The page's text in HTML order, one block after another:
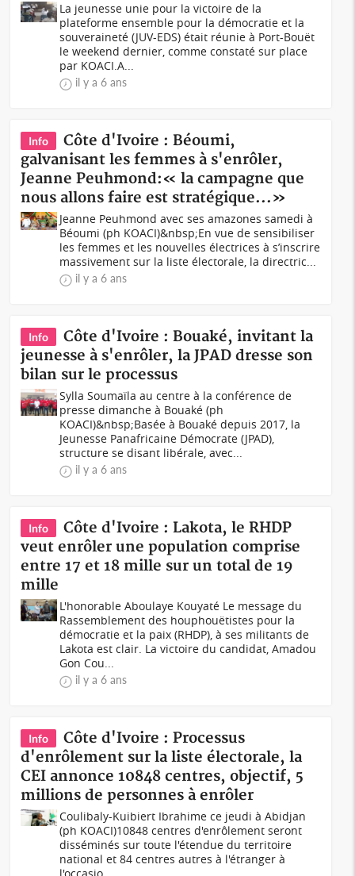
La jeunesse unie pour la victoire de la
plateforme ensemble pour la démocratie et la
souveraineté (JUV-EDS) était réunie à Port-Bouët
le weekend dernier, comme constaté sur place
par KOACI.A...
il y a 6 ans
Info
Côte d'Ivoire : Béoumi,
galvanisant les femmes à s'enrôler,
Jeanne Peuhmond:« la campagne que
nous allons faire est stratégique...»
Jeanne Peuhmond avec ses amazones samedi à
Béoumi (ph KOACI)&nbsp;En vue de sensibiliser
les femmes et les nouvelles électrices à s’inscrire
massivement sur la liste électorale, la directric...
il y a 6 ans
Info
Côte d'Ivoire : Bouaké, invitant la
jeunesse à s'enrôler, la JPAD dresse son
bilan sur le processus
Sylla Soumaïla au centre à la conférence de
presse dimanche à Bouaké (ph
KOACI)&nbsp;Basée à Bouaké depuis 2017, la
Jeunesse Panafricaine Démocrate (JPAD),
structure se disant libérale, avec...
il y a 6 ans
Info
Côte d'Ivoire : Lakota, le RHDP
veut enrôler une population comprise
entre 17 et 18 mille sur un total de 19
mille
L'honorable Aboulaye Kouyaté Le message du
Rassemblement des houphouëtistes pour la
démocratie et la paix (RHDP), à ses militants de
Lakota est clair. La victoire du candidat, Amadou
Gon Cou...
il y a 6 ans
Info
Côte d'Ivoire : Processus
d'enrôlement sur la liste électorale, la
CEI annonce 10848 centres, objectif, 5
millions de personnes à enrôler
Coulibaly-Kuibiert Ibrahime ce jeudi à Abidjan
(ph KOACI)10848 centres d'enrôlement seront
disséminés sur toute l'étendue du territoire
national et 84 centres autres à l'étranger à